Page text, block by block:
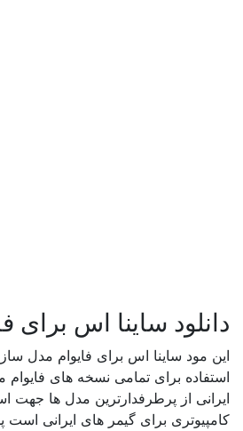
دانلود ساینا اس برای
این مود ساینا اس برای فایوام مدل
استفاده برای تمامی نسخه های
ایرانی از پرطرفدارترین مدل ها جهت
کامپیوتری برای گیمر های ایرانی است